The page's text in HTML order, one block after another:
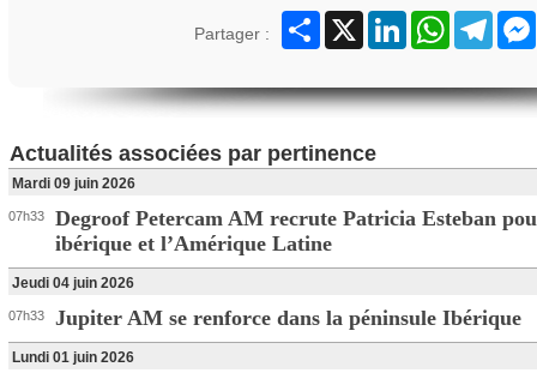
Partager :
Partager
X LinkedInWhatsApp
Actualités associées par pertinence
Mardi 09 juin 2026
07h33
Degroof Petercam AM recrute Patricia Esteban
ibérique et l’Amérique Latine
Jeudi 04 juin 2026
07h33 Jupiter AM se renforce dans la péninsule Ibérique
Lundi 01 juin 2026